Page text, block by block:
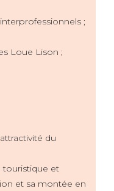
;
Loue Lison ;
du
touristique et
et sa montée en